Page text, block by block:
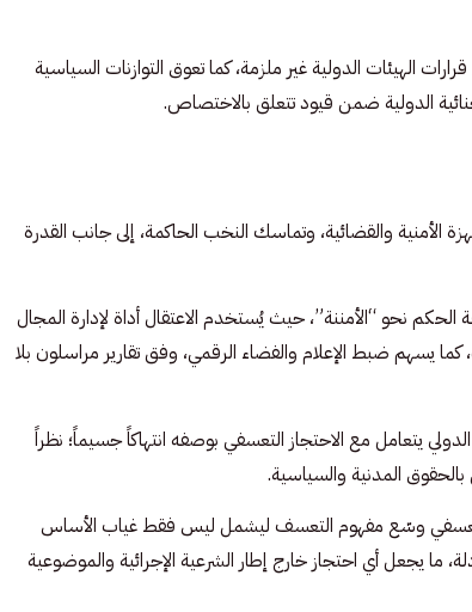
الهيئات الدولية غير ملزمة، كما تعوق التوازنات السياسية
الدولية ضمن قيود تتعلق بالاختصاص.
الأمنية والقضائية، وتماسك النخب الحاكمة، إلى جانب القدرة
نحو “الأمننة”، حيث يُستخدم الاعتقال أداة لإدارة المجال
كما يسهم ضبط الإعلام والفضاء الرقمي، وفق تقارير مراسلون بلا
يتعامل مع الاحتجاز التعسفي بوصفه انتهاكاً جسيماً؛ نظراً
المدنية والسياسية.
التعسفي وسّع مفهوم التعسف ليشمل ليس فقط غياب الأساس
ما يجعل أي احتجاز خارج إطار الشرعية الإجرائية والموضوعية